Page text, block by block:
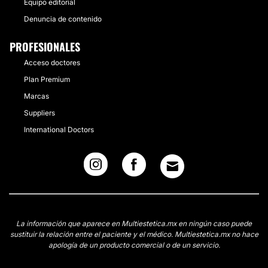
Equipo editorial
Denuncia de contenido
PROFESIONALES
Acceso doctores
Plan Premium
Marcas
Suppliers
International Doctors
La información que aparece en Multiestetica.mx en ningún caso puede
sustituir la relación entre el paciente y el médico. Multiestetica.mx no hace
apología de un producto comercial o de un servicio.